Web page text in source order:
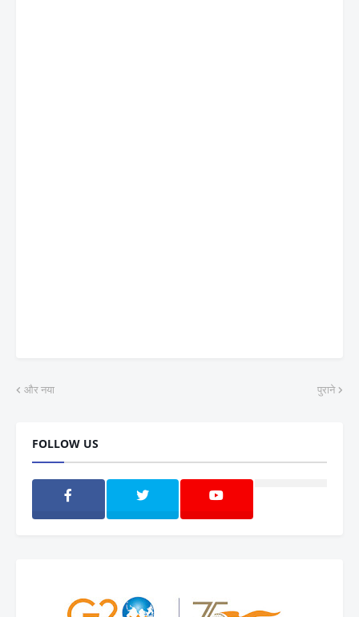
और नया पुराने
FOLLOW US